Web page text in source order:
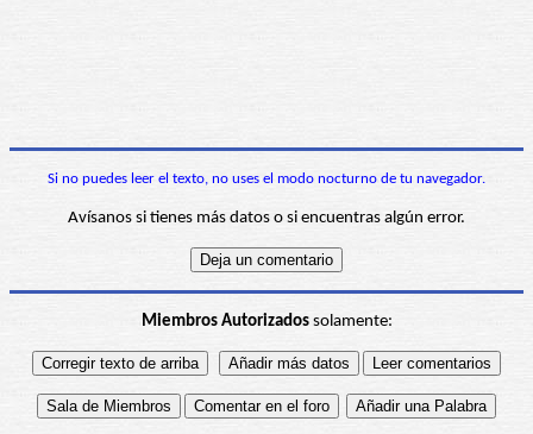
Si no puedes leer el texto, no uses el modo nocturno de tu navegador.
Avísanos si tienes más datos o si encuentras algún error.
Miembros Autorizadossolamente: